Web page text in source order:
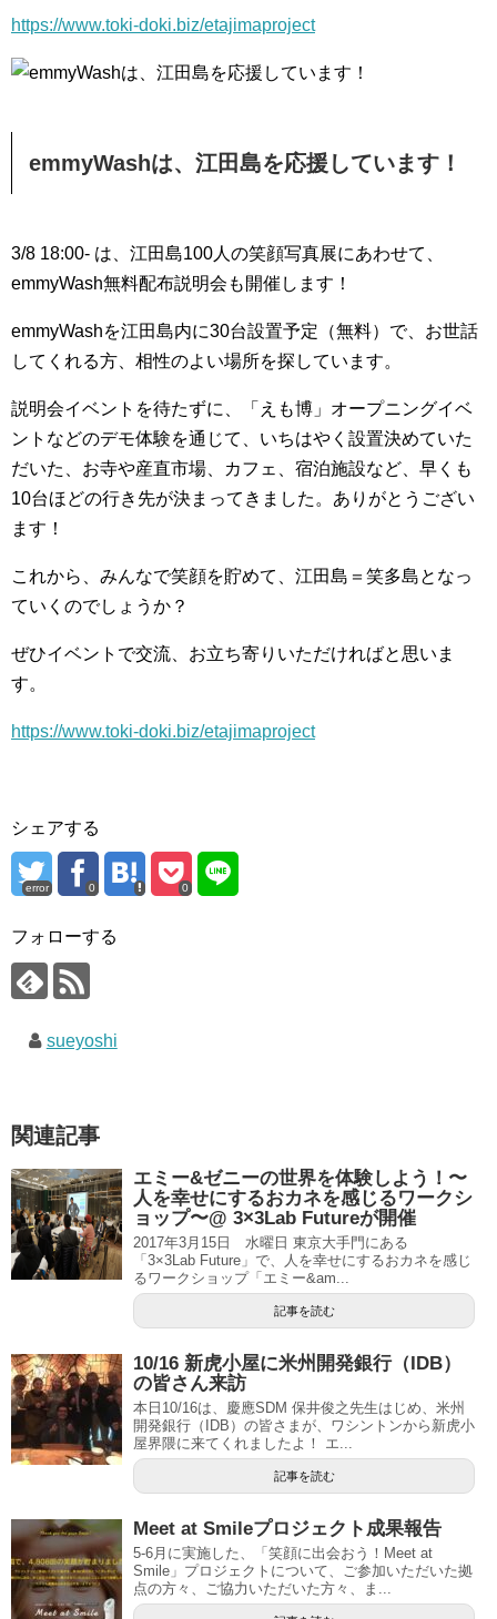
https://www.toki-doki.biz/etajimaproject
emmyWashは、江田島を応援しています！
3/8 18:00- は、江田島100人の笑顔写真展にあわせて、
emmyWash無料配布説明会も開催します！
emmyWashを江田島内に30台設置予定（無料）で、お世話
してくれる方、相性のよい場所を探しています。
説明会イベントを待たずに、「えも博」オープニングイベ
ントなどのデモ体験を通じて、いちはやく設置決めていた
だいた、お寺や産直市場、カフェ、宿泊施設など、早くも
10台ほどの行き先が決まってきました。ありがとうござい
ます！
これから、みんなで笑顔を貯めて、江田島＝笑多島となっ
ていくのでしょうか？
ぜひイベントで交流、お立ち寄りいただければと思いま
す。
https://www.toki-doki.biz/etajimaproject
シェアする
error 0 0
フォローする
sueyoshi
関連記事
エミー&ゼニーの世界を体験しよう！〜
人を幸せにするおカネを感じるワークシ
ョップ〜@ 3×3Lab Futureが開催
2017年3月15日 水曜日 東京大手門にある
「3×3Lab Future」で、人を幸せにするおカネを感じ
るワークショップ「エミー&am...
記事を読む
10/16 新虎小屋に米州開発銀行（IDB）
の皆さん来訪
本日10/16は、慶應SDM 保井俊之先生はじめ、米州
開発銀行（IDB）の皆さまが、ワシントンから新虎小
屋界隈に来てくれましたよ！ エ...
記事を読む
Meet at Smileプロジェクト成果報告
5-6月に実施した、「笑顔に出会おう！Meet at
Smile」プロジェクトについて、ご参加いただいた拠
点の方々、ご協力いただいた方々、ま...